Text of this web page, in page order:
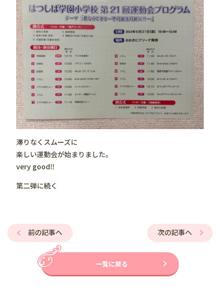
滞りなくスムーズに
楽しい運動会が始まりました。
very good‼️
第二弾に続く
次の記事へ
前の記事へ
一覧に戻る